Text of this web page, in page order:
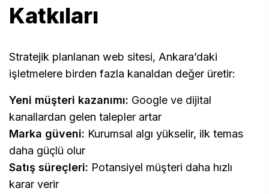
Katkıları
Stratejik planlanan web sitesi, Ankara’daki
işletmelere birden fazla kanaldan değer üretir:
Yeni müşteri kazanımı: Google ve dijital
kanallardan gelen talepler artar
Marka güveni: Kurumsal algı yükselir, ilk temas
daha güçlü olur
Satış süreçleri: Potansiyel müşteri daha hızlı
karar verir